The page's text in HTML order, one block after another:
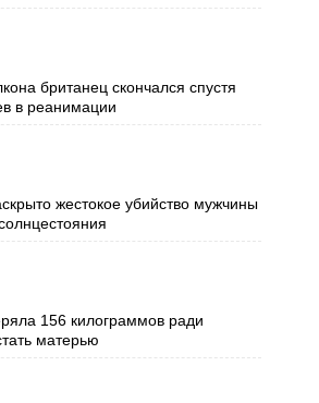
британец скончался спустя
в реанимации
жестокое убийство мужчины
156 килограммов ради
матерью